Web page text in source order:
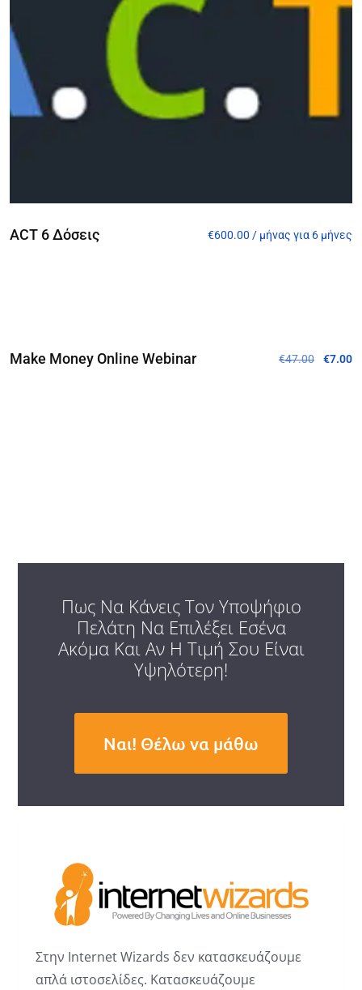
ACT 6 Δόσεις €600.00 / μήνας για 6 μήνες
Make Money Online Webinar €47.00 €7.00
Πως Να Κάνεις Τον Υποψήφιο
Πελάτη Να Επιλέξει Εσένα
Ακόμα Και Αν Η Τιμή Σου Είναι
Υψηλότερη!
Ναι! Θέλω να μάθω
Στην Internet Wizards δεν κατασκευάζουμε
απλά ιστοσελίδες. Κατασκευάζουμε